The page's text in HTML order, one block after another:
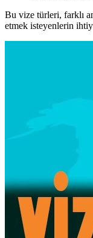
Bu vize türleri, farklı
etmek isteyenlerin